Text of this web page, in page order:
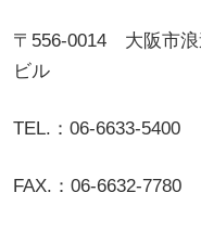
〒556-0014 大阪市浪
ビル
TEL.：06-6633-5400
FAX.：06-6632-7780